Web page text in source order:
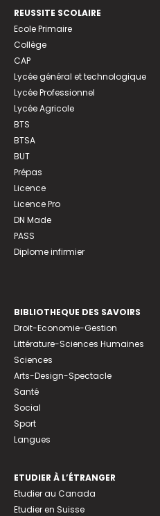
REUSSITE SCOLAIRE
Ecole Primaire
Collège
CAP
Lycée général et technologique
Lycée Professionnel
Lycée Agricole
BTS
BTSA
BUT
Prépas
Licence
Licence Pro
DN Made
PASS
Diplome infirmier
BIBLIOTHEQUE DES SAVOIRS
Droit-Economie-Gestion
Littérature-Sciences Humaines
Sciences
Arts-Design-Spectacle
Santé
Social
Sport
Langues
ETUDIER À L’ÉTRANGER
Etudier au Canada
Etudier en Suisse